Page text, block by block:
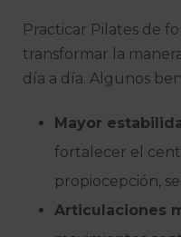
Practicar Pilates de
transformar la
día a día. Algunos
Mayor
fortalecer el
propiocepción,
Articulaciones